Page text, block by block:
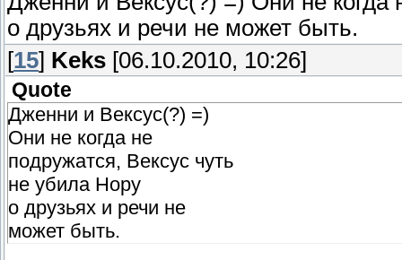
о друзьях и речи не может быть.
[15] Keks [06.10.2010, 10:26]
Quote
Дженни и Вексус(?) =)
Они не когда не
подружатся, Вексус чуть
не убила Нору
о друзьях и речи не
может быть.